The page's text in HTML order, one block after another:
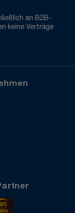
an B2B-
keine Verträge